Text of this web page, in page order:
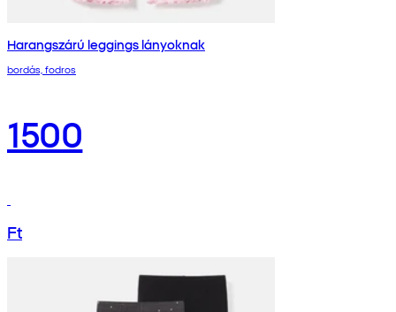
Harangszárú leggings lányoknak
bordás, fodros
1500
Ft